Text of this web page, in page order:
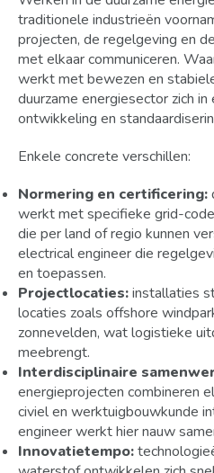
traditionele industrieën
projecten, de regelgeving en
met elkaar communiceren.
werkt met bewezen en
duurzame energiesector zich
ontwikkeling en
Enkele concrete verschillen:
Normering en certificering:
werkt met specifieke grid-
die per land of regio kunnen
electrical engineer die
en toepassen.
Projectlocaties:installaties
locaties zoals offshore
zonnevelden, wat logistieke
meebrengt.
Interdisciplinaire
energieprojecten combineren
civiel en werktuigbouwkunde
engineer werkt hier nauw
Innovatietempo: